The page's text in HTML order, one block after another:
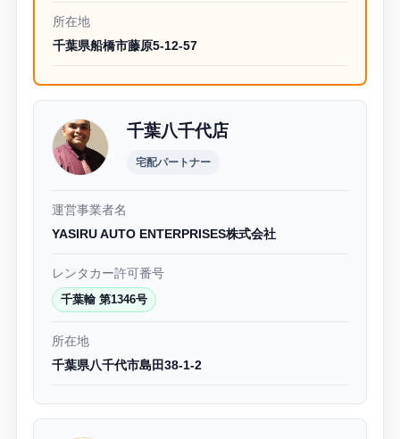
所在地
千葉県船橋市藤原5-12-57
千葉八千代店
宅配パートナー
運営事業者名
YASIRU AUTO ENTERPRISES株式会社
レンタカー許可番号
千葉輸 第1346号
所在地
千葉県八千代市島田38-1-2